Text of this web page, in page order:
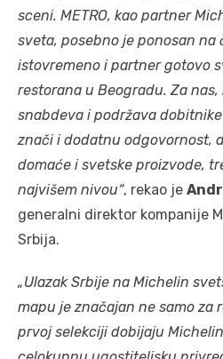
sceni. METRO, kao partner
sveta, posebno je ponosan na
istovremeno i partner gotovo
restorana u Beogradu. Za
snabdeva i podržava
znači i dodatnu odgovornost,
domaće i svetske proizvode,
najvišem nivou“, rekao je
generalni direktor kompanije
Srbija.
„Ulazak Srbije na Michelin
mapu je značajan ne samo za
prvoj selekciji dobijaju